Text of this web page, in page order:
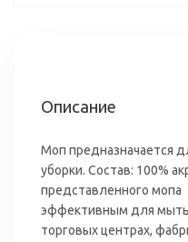
Описание
Моп предназначается
уборки. Состав: 100%
представленного мопа
эффективным для
торговых центрах,